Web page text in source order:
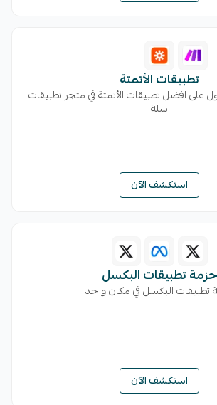
تطبيقات الأتمتة
على افضل تطبيقات الأتمتة في متجر تطبيقات
سلة
استكشف الآن
حزمة تطبيقات البكسل
تطبيقات البكسل في مكان واحد
استكشف الآن